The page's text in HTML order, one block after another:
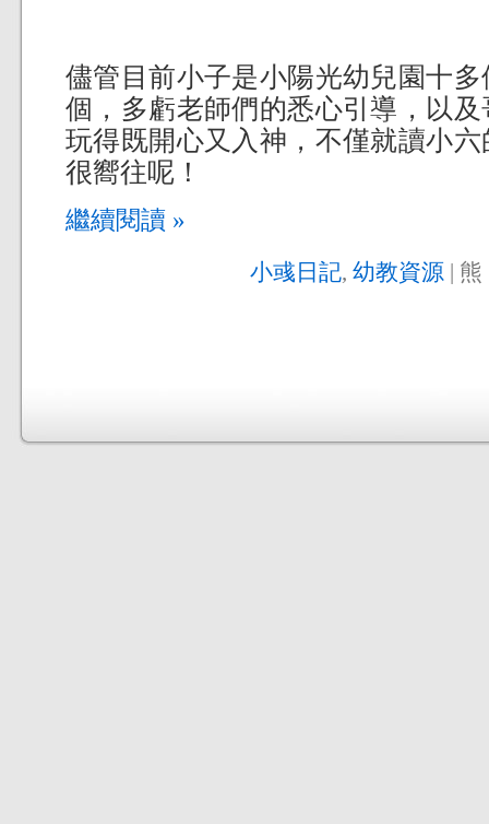
儘管目前小子是小陽光幼兒園十
個，多虧老師們的悉心引導，以
玩得既開心又入神，不僅就讀小
很嚮往呢！
繼續閱讀 »
小彧日記, 幼教資源 |